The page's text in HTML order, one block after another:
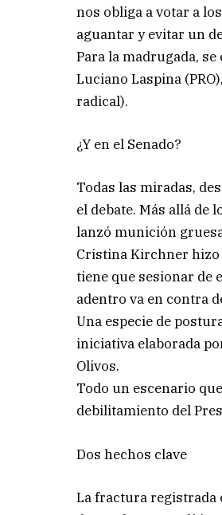
nos obliga a votar a
aguantar y evitar un
Para la madrugada,
Luciano Laspina
radical).
¿Y en el Senado?
Todas las miradas,
el debate. Más allá
lanzó munición
Cristina Kirchner hizo
tiene que sesionar de
adentro va en contra
Una especie de
iniciativa elaborada
Olivos.
Todo un escenario
debilitamiento del
Dos hechos clave
La fractura registrada